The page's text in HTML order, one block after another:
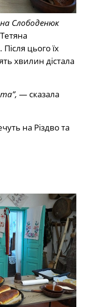
Слободенюк
цього їх
хвилин дістала
— сказала
на Різдво та